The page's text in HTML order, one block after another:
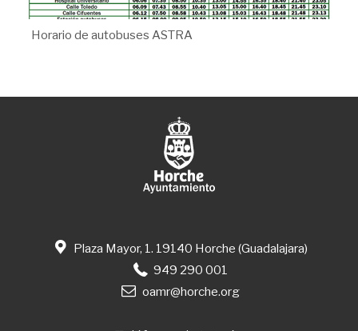
Horario de autobuses ASTRA
Plaza Mayor, 1. 19140 Horche (Guadalajara)
949 290 001
oamr@horche.org